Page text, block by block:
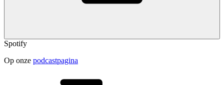
Spotify
Op onze podcastpagina